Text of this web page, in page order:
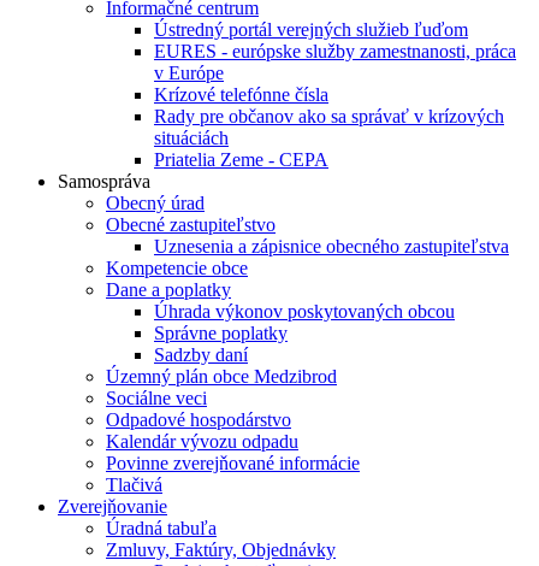
Informačné centrum
Ústredný portál verejných služieb ľuďom
EURES - európske služby zamestnanosti, práca
v Európe
Krízové telefónne čísla
Rady pre občanov ako sa správať v krízových
situáciách
Priatelia Zeme - CEPA
Samospráva
Obecný úrad
Obecné zastupiteľstvo
Uznesenia a zápisnice obecného zastupiteľstva
Kompetencie obce
Dane a poplatky
Úhrada výkonov poskytovaných obcou
Správne poplatky
Sadzby daní
Územný plán obce Medzibrod
Sociálne veci
Odpadové hospodárstvo
Kalendár vývozu odpadu
Povinne zverejňované informácie
Tlačivá
Zverejňovanie
Úradná tabuľa
Zmluvy, Faktúry, Objednávky